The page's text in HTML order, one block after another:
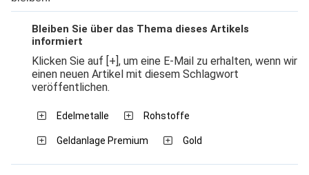
Bleiben Sie über das Thema dieses Artikels
informiert
Klicken Sie auf [+], um eine E-Mail zu erhalten, wenn wir
einen neuen Artikel mit diesem Schlagwort
veröffentlichen.
Edelmetalle Rohstoffe
Geldanlage Premium Gold